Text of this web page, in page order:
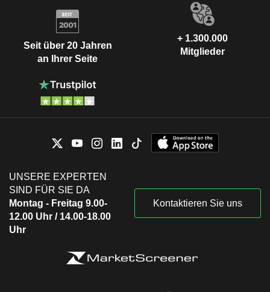
Seit über 20 Jahren
an Ihrer Seite
+ 1.300.000
Mitglieder
UNSERE EXPERTEN
SIND FÜR SIE DA
Montag - Freitag 9.00-
12.00 Uhr / 14.00-18.00
Uhr
Kontaktieren Sie uns